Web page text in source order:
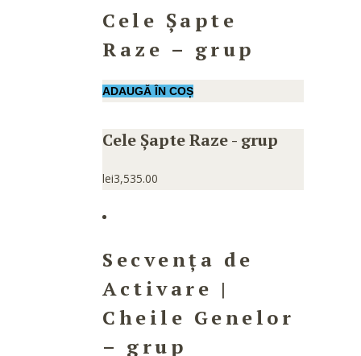
Cele Șapte
Raze – grup
ADAUGĂ ÎN COȘ
Cele Șapte Raze - grup
lei3,535.00
Secvența de
Activare |
Cheile Genelor
– grup